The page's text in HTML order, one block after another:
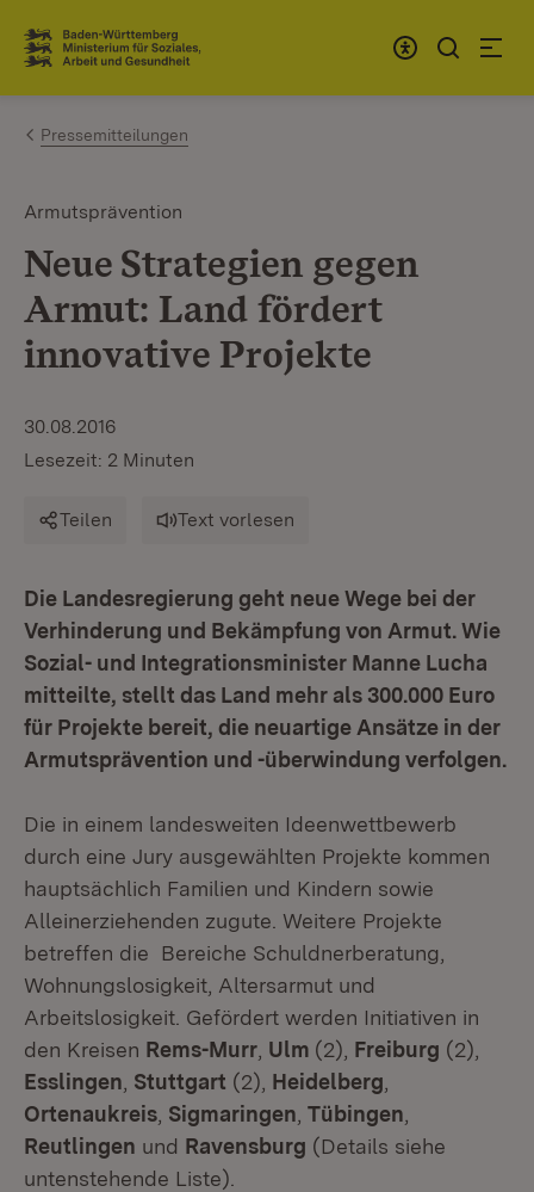
Zum Inhalt springen
Link zur Startseite
Pressemitteilungen
Armutsprävention
Neue Strategien gegen
Armut: Land fördert
innovative Projekte
30.08.2016
Lesezeit: 2 Minuten
Teilen Text vorlesen
Die Landesregierung geht neue Wege bei der
Verhinderung und Bekämpfung von Armut. Wie
Sozial- und Integrationsminister Manne Lucha
mitteilte, stellt das Land mehr als 300.000 Euro
für Projekte bereit, die neuartige Ansätze in der
Armutsprävention und -überwindung verfolgen.
Die in einem landesweiten Ideenwettbewerb
durch eine Jury ausgewählten Projekte kommen
hauptsächlich Familien und Kindern sowie
Alleinerziehenden zugute. Weitere Projekte
betreffen die Bereiche Schuldnerberatung,
Wohnungslosigkeit, Altersarmut und
Arbeitslosigkeit. Gefördert werden Initiativen in
den Kreisen Rems-Murr Ulm (2), Freiburg (2),
Esslingen Stuttgart (2), Heidelberg
Ortenaukreis Sigmaringen Tübingen
Reutlingen und Ravensburg (Details siehe
untenstehende Liste).